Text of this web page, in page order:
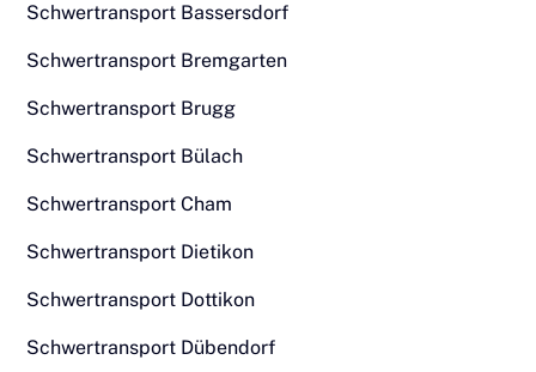
Schwertransport Bassersdorf
Schwertransport Bremgarten
Schwertransport Brugg
Schwertransport Bülach
Schwertransport Cham
Schwertransport Dietikon
Schwertransport Dottikon
Schwertransport Dübendorf